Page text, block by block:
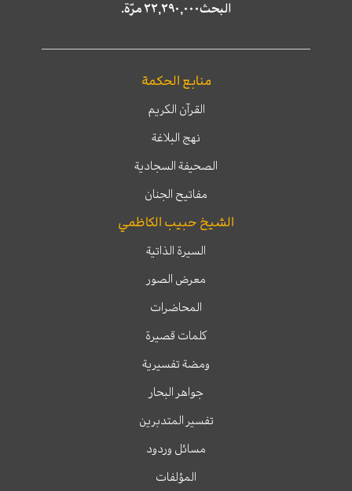
البحث٢٢,٢٩٠,٠٠٠ مرّة.
منابع الحكمة
القرآن الكريم
نهج البلاغة
الصحيفة السجادية
مفاتيح الجنان
الشيخ حبيب الكاظمي
السيرة الذاتية
معرض الصور
المحاضرات
كلمات قصيرة
ومضة تفسيرية
جواهر البحار
تفسير المتدبرين
مسائل وردود
المؤلفات